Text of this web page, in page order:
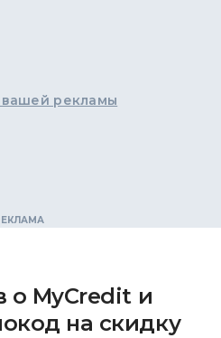
рекламы
о MyCredit и
на скидку